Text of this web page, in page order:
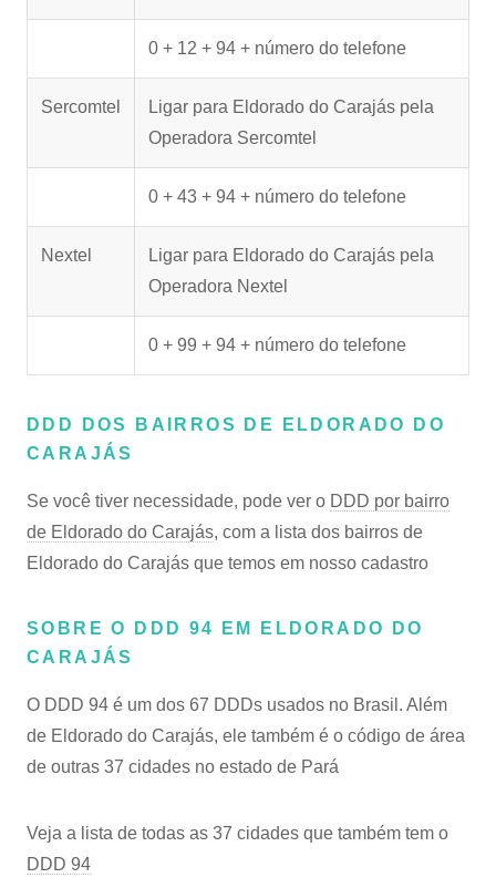
0 + 12 + 94 + número do telefone
Sercomtel
Ligar para Eldorado do Carajás pela
Operadora Sercomtel
0 + 43 + 94 + número do telefone
Nextel
Ligar para Eldorado do Carajás pela
Operadora Nextel
0 + 99 + 94 + número do telefone
DDD DOS BAIRROS DE ELDORADO DO
CARAJÁS
Se você tiver necessidade, pode ver o DDD por bairro
de Eldorado do Carajás, com a lista dos bairros de
Eldorado do Carajás que temos em nosso cadastro
SOBRE O DDD 94 EM ELDORADO DO
CARAJÁS
O DDD 94 é um dos 67 DDDs usados no Brasil. Além
de Eldorado do Carajás, ele também é o código de área
de outras 37 cidades no estado de Pará
Veja a lista de todas as 37 cidades que também tem o
DDD 94